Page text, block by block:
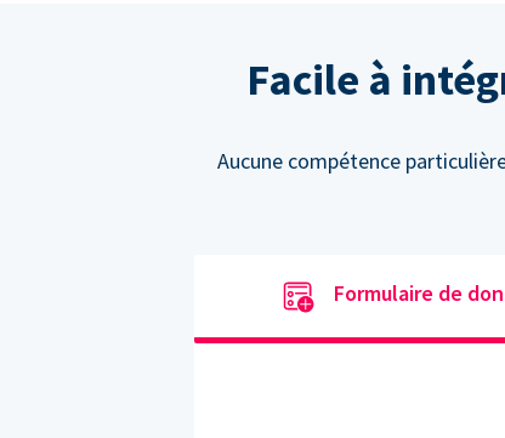
Facile à
Aucune compétence
Formulaire de